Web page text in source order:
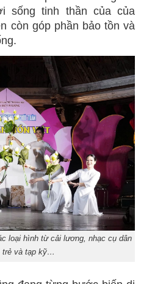
sống tinh thần của của
còn góp phần bảo tồn và
loại hình từ cải lương, nhạc cụ dân
trẻ và tạp kỹ…